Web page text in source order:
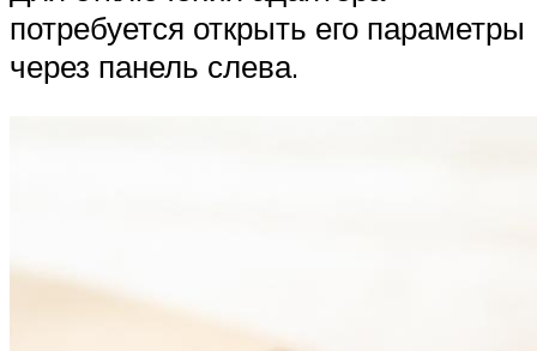
потребуется открыть его параметры
через панель слева.